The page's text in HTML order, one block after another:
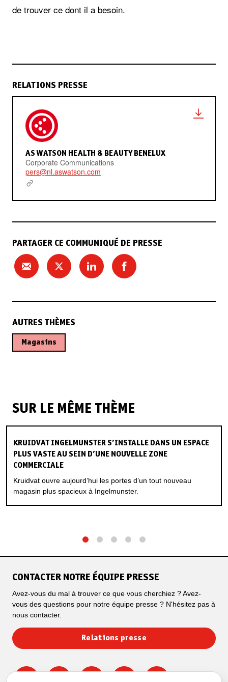
de trouver ce dont il a besoin.
RELATIONS PRESSE
AS WATSON HEALTH & BEAUTY BENELUX
Corporate Communications
pers@nl.aswatson.com
PARTAGER CE COMMUNIQUÉ DE PRESSE
AUTRES THÈMES
Magasins
SUR LE MÊME THÈME
KRUIDVAT INGELMUNSTER S’INSTALLE DANS UN ESPACE
PLUS VASTE AU SEIN D’UNE NOUVELLE ZONE
COMMERCIALE
Kruidvat ouvre aujourd’hui les portes d’un tout nouveau
magasin plus spacieux à Ingelmunster.
CONTACTER NOTRE ÉQUIPE PRESSE
Avez-vous du mal à trouver ce que vous cherchiez ? Avez-
vous des questions pour notre équipe presse ? N'hésitez pas à
nous contacter.
Relations presse